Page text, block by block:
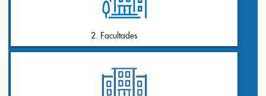
2. Facultades